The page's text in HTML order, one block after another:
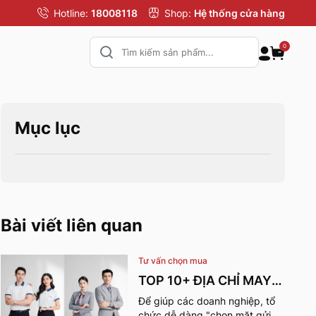
Hotline: 18008118 Shop: Hệ thống cửa hàng
0
Mục lục
Bài viết liên quan
Tư vấn chọn mua
TOP 10+ ĐỊA CHỈ MAY
ĐỒNG PHỤC CÔNG TY
Để giúp các doanh nghiệp, tổ